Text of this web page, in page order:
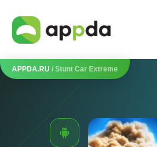
APPDA.RU / Stunt Car Extreme